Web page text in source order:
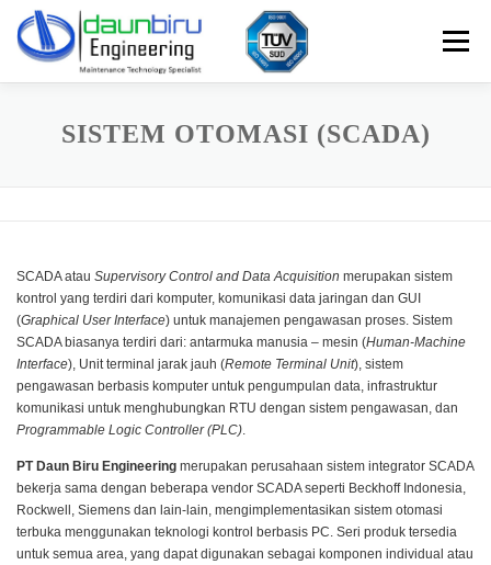
content
Menu
Perusahaan Produk Layanan Hubungi Kami
SISTEM OTOMASI (SCADA)
SCADA atau Supervisory Control and Data Acquisition merupakan sistem
kontrol yang terdiri dari komputer, komunikasi data jaringan dan GUI
(Graphical User Interface) untuk manajemen pengawasan proses. Sistem
SCADA biasanya terdiri dari: antarmuka manusia – mesin (Human-Machine
Interface), Unit terminal jarak jauh (Remote Terminal Unit), sistem
pengawasan berbasis komputer untuk pengumpulan data, infrastruktur
komunikasi untuk menghubungkan RTU dengan sistem pengawasan, dan
Programmable Logic Controller (PLC)
PT Daun Biru Engineering merupakan perusahaan sistem integrator SCADA
bekerja sama dengan beberapa vendor SCADA seperti Beckhoff Indonesia,
Rockwell, Siemens dan lain-lain, mengimplementasikan sistem otomasi
terbuka menggunakan teknologi kontrol berbasis PC. Seri produk tersedia
untuk semua area, yang dapat digunakan sebagai komponen individual atau